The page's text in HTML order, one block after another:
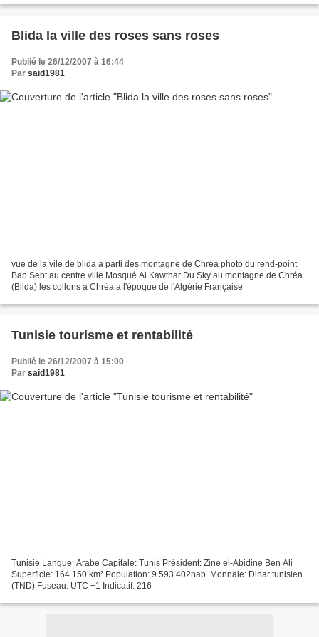
Blida la ville des roses sans roses
Publié le 26/12/2007 à 16:44
Par said1981
vue de la vile de blida a parti des montagne de Chréa photo du rend-point
Bab Sebt au centre ville Mosqué Al Kawthar Du Sky au montagne de Chréa
(Blida) les collons a Chréa a l'époque de l'Algérie Française
Tunisie tourisme et rentabilité
Publié le 26/12/2007 à 15:00
Par said1981
Tunisie Langue: Arabe Capitale: Tunis Président: Zine el-Abidine Ben Ali
Superficie: 164 150 km² Population: 9 593 402hab. Monnaie: Dinar tunisien
(TND) Fuseau: UTC +1 Indicatif: 216